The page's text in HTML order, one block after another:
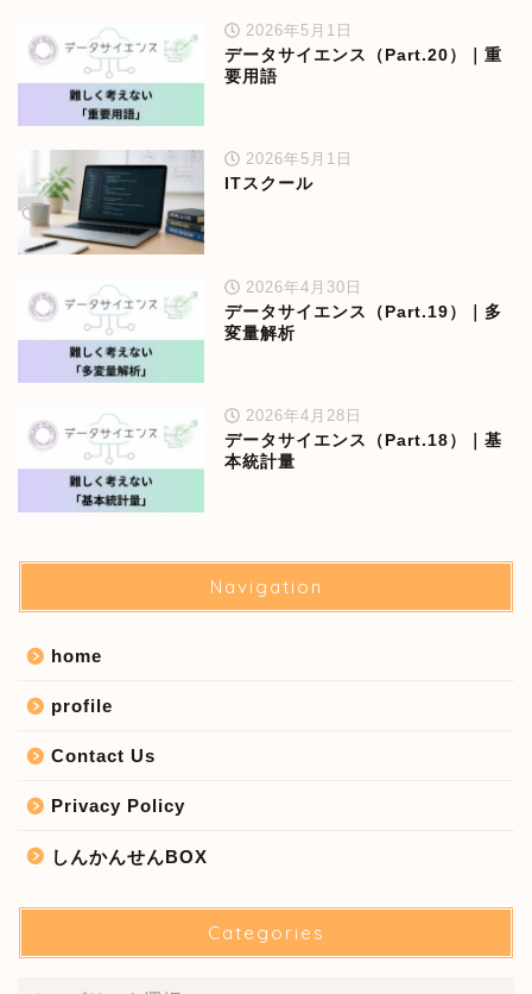
2026年5月1日
データサイエンス（Part.20）｜重
要用語
2026年5月1日
ITスクール
2026年4月30日
データサイエンス（Part.19）｜多
変量解析
2026年4月28日
データサイエンス（Part.18）｜基
本統計量
Navigation
home
profile
Contact Us
Privacy Policy
しんかんせんBOX
Categories